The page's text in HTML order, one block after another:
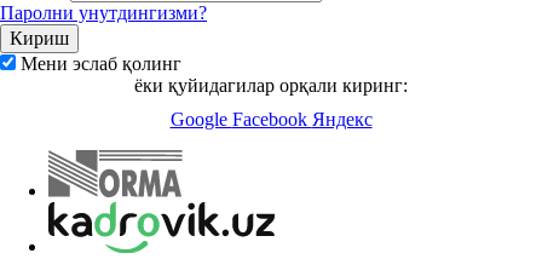
Паролни унутдингизми?
Мени эслаб қолинг
ёки қуйидагилар орқали киринг:
Google Facebook Яндекс